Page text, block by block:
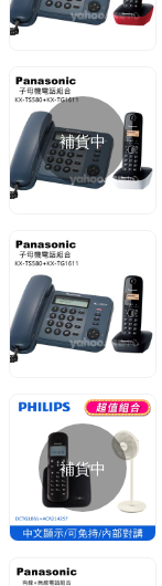
補貨中
補貨中